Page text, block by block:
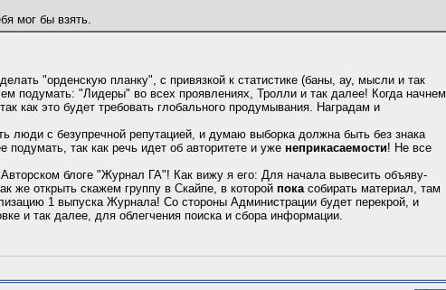
мог бы взять.
"орденскую планку", с привязкой к статистике (баны, ау, мысли и так
подумать: "Лидеры" во всех проявлениях, Тролли и так далее! Когда начнем
как это будет требовать глобального продумывания. Наградам и
люди с безупречной репутацией, и думаю выборка должна быть без знака
так как речь идет об авторитете и уже неприкасаемости! Не все
блоге "Журнал ГА"! Как вижу я его: Для начала вывесить объяву-
же открыть скажем группу в Скайпе, в которой покасобирать материал, там
1 выпуска Журнала! Со стороны Администрации будет перекрой, и
и так далее, для облегчения поиска и сбора информации.